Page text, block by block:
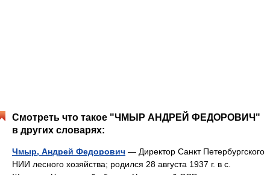
Смотреть что такое "ЧМЫР АНДРЕЙ ФЕДОРОВИЧ"
в других словарях:
Чмыр, Андрей Федорович — Директор Санкт Петербургского
НИИ лесного хозяйства; родился 28 августа 1937 г. в с.